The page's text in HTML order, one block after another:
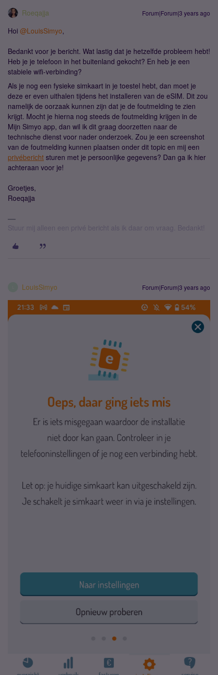
Roeqajja Forum|Forum|3 years ago
Hoi @LouisSimyo,
Bedankt voor je bericht. Wat lastig dat je hetzelfde probleem hebt!
Heb je je telefoon in het buitenland gekocht? En heb je een
stabiele wifi-verbinding?
Als je nog een fysieke simkaart in je toestel hebt, dan moet je
deze er even uithalen tijdens het installeren van de eSIM. Dit zou
namelijk de oorzaak kunnen zijn dat je de foutmelding te zien
krijgt. Mocht je hierna nog steeds de foutmelding krijgen in de
Mijn Simyo app, dan wil ik dit graag doorzetten naar de
technische dienst voor nader onderzoek. Zou je een screenshot
van de foutmelding kunnen plaatsen onder dit topic en mij een
privébericht sturen met je persoonlijke gegevens? Dan ga ik hier
achteraan voor je!
Groetjes,
Roeqajja
Stuur mij alleen een privé bericht als ik daar om vraag. Bedankt!
LouisSimyo Forum|Forum|3 years ago